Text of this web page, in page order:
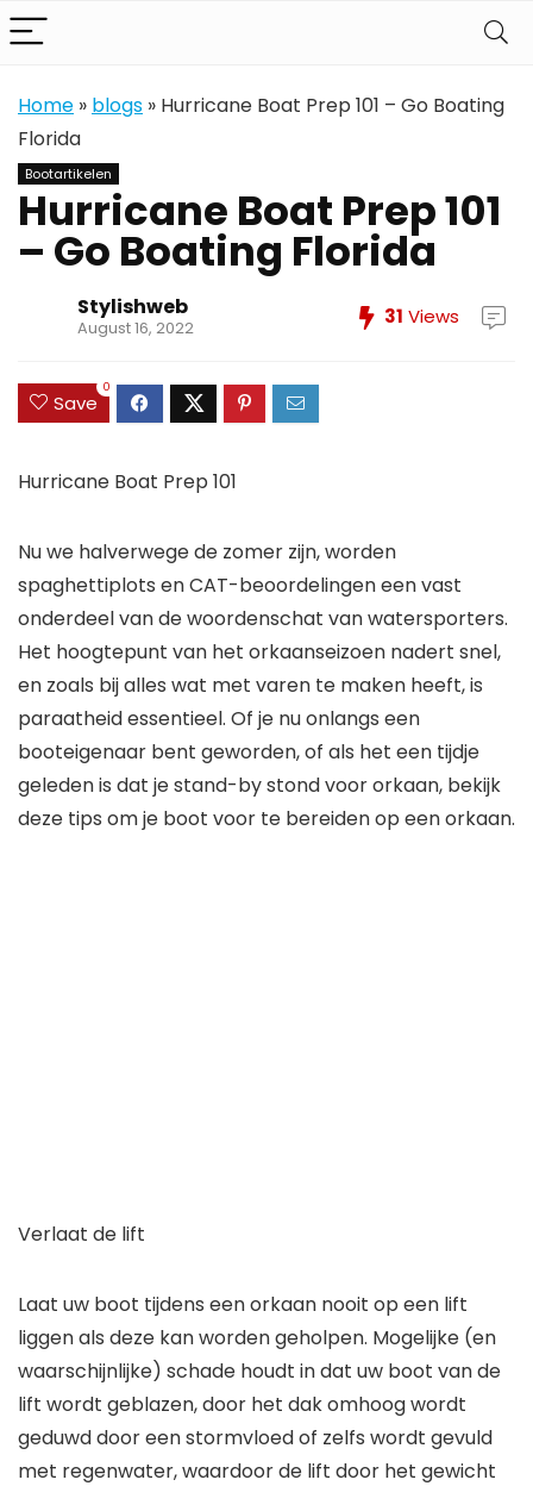
Home » blogs » Hurricane Boat Prep 101 – Go Boating
Florida
Bootartikelen
Hurricane Boat Prep 101
– Go Boating Florida
Stylishweb
August 16, 2022 31 Views
Save
0
Hurricane Boat Prep 101
Nu we halverwege de zomer zijn, worden
spaghettiplots en CAT-beoordelingen een vast
onderdeel van de woordenschat van watersporters.
Het hoogtepunt van het orkaanseizoen nadert snel,
en zoals bij alles wat met varen te maken heeft, is
paraatheid essentieel. Of je nu onlangs een
booteigenaar bent geworden, of als het een tijdje
geleden is dat je stand-by stond voor orkaan, bekijk
deze tips om je boot voor te bereiden op een orkaan.
Verlaat de lift
Laat uw boot tijdens een orkaan nooit op een lift
liggen als deze kan worden geholpen. Mogelijke (en
waarschijnlijke) schade houdt in dat uw boot van de
lift wordt geblazen, door het dak omhoog wordt
geduwd door een stormvloed of zelfs wordt gevuld
met regenwater, waardoor de lift door het gewicht